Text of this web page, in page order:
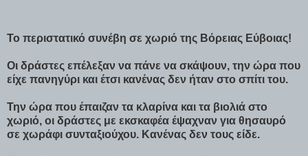
Το περιστατικό συνέβη σε χωριό της Βόρειας Εύβοιας!
Οι δράστες επέλεξαν να πάνε να σκάψουν, την ώρα που
είχε πανηγύρι και έτσι κανένας δεν ήταν στο σπίτι του.
Την ώρα που έπαιζαν τα κλαρίνα και τα βιολιά στο
χωριό, οι δράστες με εκσκαφέα έψαχναν για θησαυρό
σε χωράφι συνταξιούχου. Κανένας δεν τους είδε.